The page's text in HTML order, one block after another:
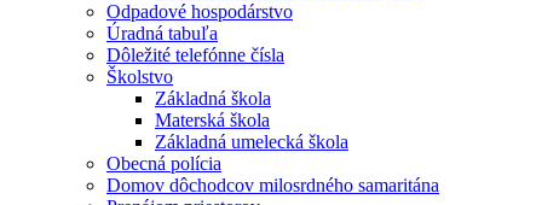
Odpadové hospodárstvo
Úradná tabuľa
Dôležité telefónne čísla
Školstvo
Základná škola
Materská škola
Základná umelecká škola
Obecná polícia
Domov dôchodcov milosrdného samaritána